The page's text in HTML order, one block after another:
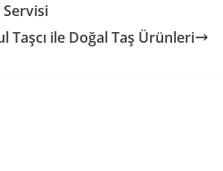
Servisi
Taşcı ile Doğal Taş Ürünleri